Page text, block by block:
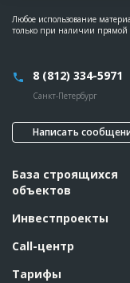
Любое использование
только при наличии прямой
8 (812) 334-5971
Санкт-Петербург
Написать
База строящихся
объектов
Инвестпроекты
Call-центр
Тарифы